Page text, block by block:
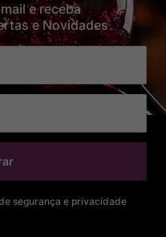
e receba
e Novidades
segurança e privacidade